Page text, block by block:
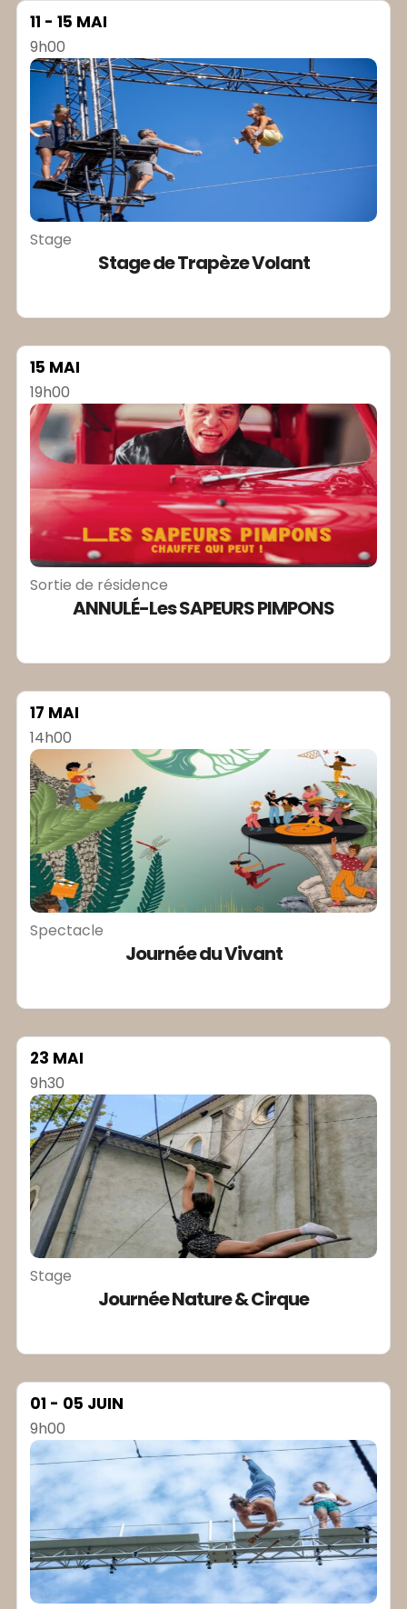
11 - 15 MAI
9h00
Stage
Stage de Trapèze Volant
15 MAI
19h00
Sortie de résidence
ANNULÉ-Les SAPEURS PIMPONS
17 MAI
14h00
Spectacle
Journée du Vivant
23 MAI
9h30
Stage
Journée Nature & Cirque
01 - 05 JUIN
9h00